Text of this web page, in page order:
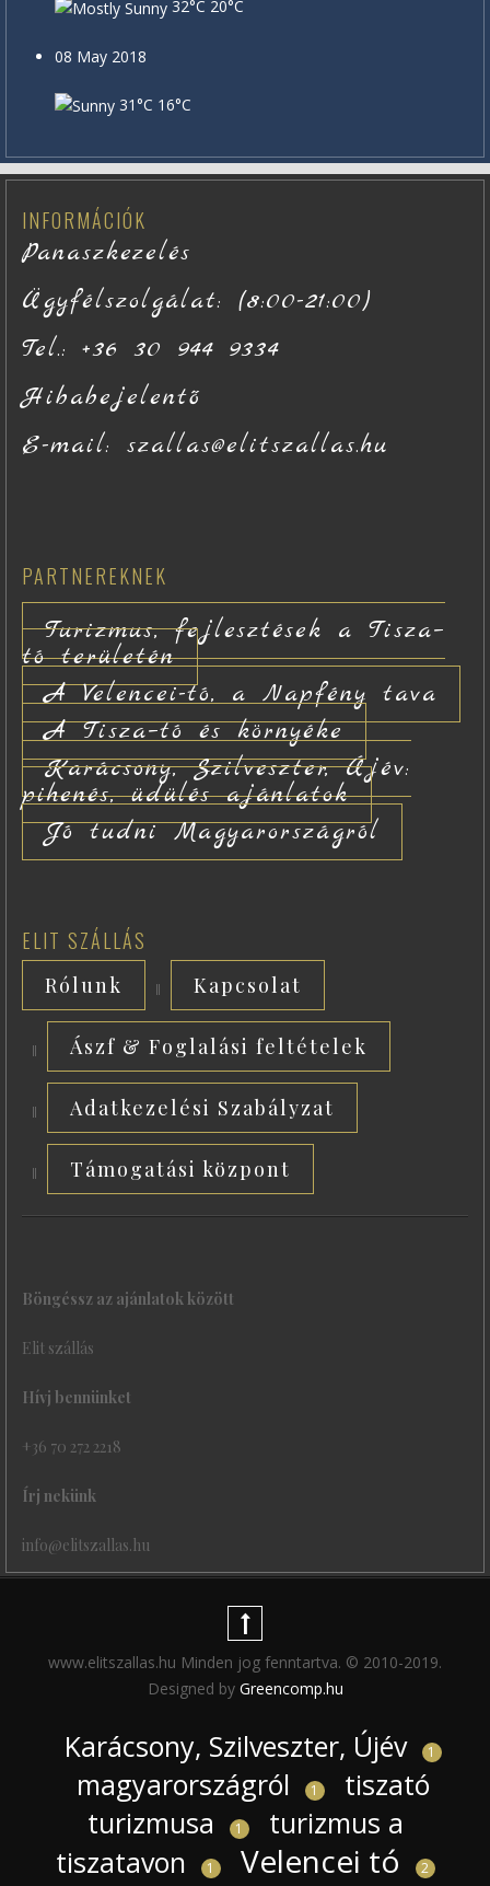
32°C 20°C
08 May 2018
31°C 16°C
INFORMÁCIÓK
Panaszkezelés
Ügyfélszolgálat: (8:00-21:00)
Tel.: +36 30 944 9334
Hibabejelentő
E-mail: szallas@elitszallas.hu
PARTNEREKNEK
Turizmus, fejlesztések a Tisza–
tó területén
A Velencei-tó, a Napfény tava
A Tisza–tó és környéke
Karácsony, Szilveszter, Újév:
pihenés, üdülés ajánlatok
Jó tudni Magyarországról
ELIT SZÁLLÁS
Rólunk Kapcsolat
Ászf & Foglalási feltételek
Adatkezelési Szabályzat
Támogatási központ
Böngéssz az ajánlatok között
Elit szállás
Hívj bennünket
+36 70 272 2218
Írj nekünk
info@elitszallas.hu
www.elitszallas.hu Minden jog fenntartva. © 2010-2019.
Designed by Greencomp.hu
Karácsony, Szilveszter, Újév 1
magyarországról 1
tiszató
turizmusa
1
turizmus a
tiszatavon
1 Velencei tó 2